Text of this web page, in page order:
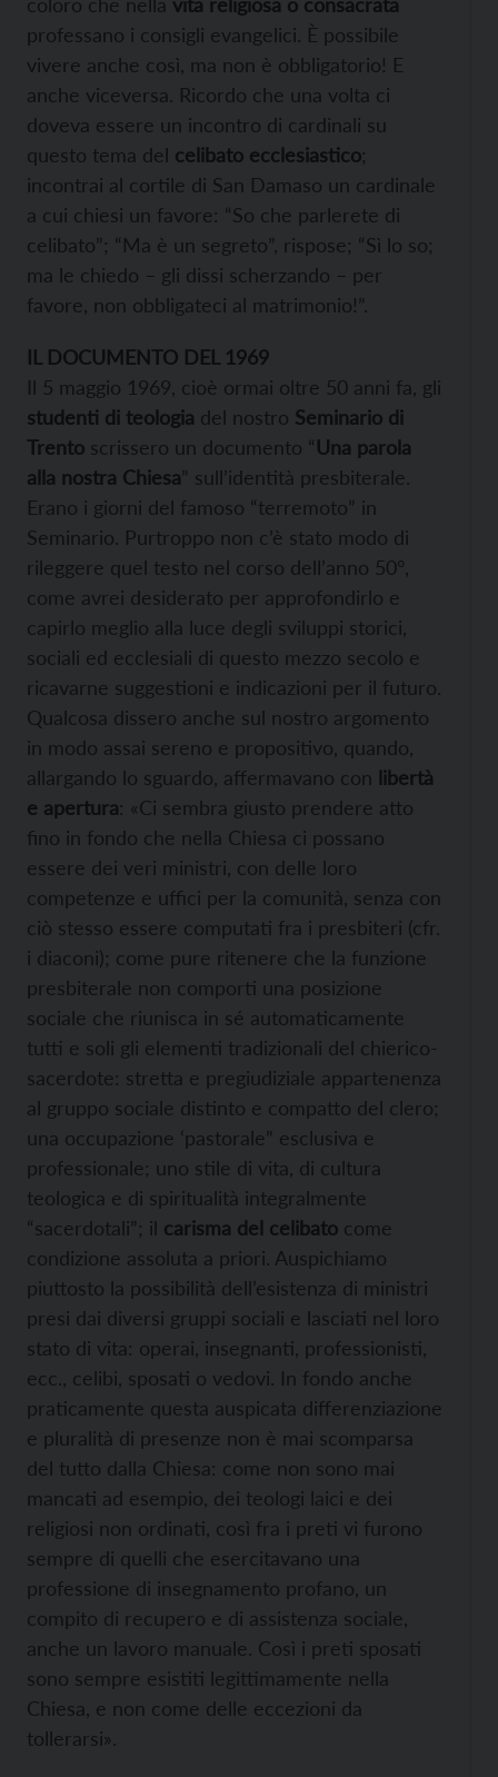
professano i consigli evangelici. È possibile
vivere anche così, ma non è obbligatorio! E
anche viceversa. Ricordo che una volta ci
doveva essere un incontro di cardinali su
questo tema del celibato ecclesiastico;
incontrai al cortile di San Damaso un cardinale
a cui chiesi un favore: “So che parlerete di
celibato”; “Ma è un segreto”, rispose; “Sì lo so;
ma le chiedo – gli dissi scherzando – per
favore, non obbligateci al matrimonio!”.
IL DOCUMENTO DEL 1969
Il 5 maggio 1969, cioè ormai oltre 50 anni fa, gli
studenti di teologia del nostro Seminario di
Trento scrissero un documento “Una parola
alla nostra Chiesa” sull’identità presbiterale.
Erano i giorni del famoso “terremoto” in
Seminario. Purtroppo non c’è stato modo di
rileggere quel testo nel corso dell’anno 50°,
come avrei desiderato per approfondirlo e
capirlo meglio alla luce degli sviluppi storici,
sociali ed ecclesiali di questo mezzo secolo e
ricavarne suggestioni e indicazioni per il futuro.
Qualcosa dissero anche sul nostro argomento
in modo assai sereno e propositivo, quando,
allargando lo sguardo, affermavano con libertà
e apertura: «Ci sembra giusto prendere atto
fino in fondo che nella Chiesa ci possano
essere dei veri ministri, con delle loro
competenze e uffici per la comunità, senza con
ciò stesso essere computati fra i presbiteri (cfr.
i diaconi); come pure ritenere che la funzione
presbiterale non comporti una posizione
sociale che riunisca in sé automaticamente
tutti e soli gli elementi tradizionali del chierico-
sacerdote: stretta e pregiudiziale appartenenza
al gruppo sociale distinto e compatto del clero;
una occupazione ‘pastorale” esclusiva e
professionale; uno stile di vita, di cultura
teologica e di spiritualità integralmente
“sacerdotali”; il carisma del celibato come
condizione assoluta a priori. Auspichiamo
piuttosto la possibilità dell’esistenza di ministri
presi dai diversi gruppi sociali e lasciati nel loro
stato di vita: operai, insegnanti, professionisti,
ecc., celibi, sposati o vedovi. In fondo anche
praticamente questa auspicata differenziazione
e pluralità di presenze non è mai scomparsa
del tutto dalla Chiesa: come non sono mai
mancati ad esempio, dei teologi laici e dei
religiosi non ordinati, così fra i preti vi furono
sempre di quelli che esercitavano una
professione di insegnamento profano, un
compito di recupero e di assistenza sociale,
anche un lavoro manuale. Così i preti sposati
sono sempre esistiti legittimamente nella
Chiesa, e non come delle eccezioni da
tollerarsi».